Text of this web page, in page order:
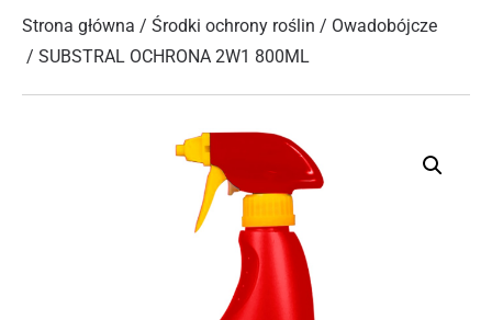
Strona główna / Środki ochrony roślin / Owadobójcze
/ SUBSTRAL OCHRONA 2W1 800ML